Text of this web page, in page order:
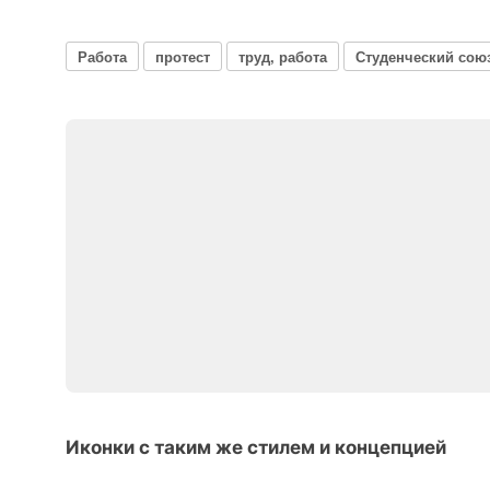
Работа протест труд, работа Студенческий
Иконки с таким же стилем и концепцией